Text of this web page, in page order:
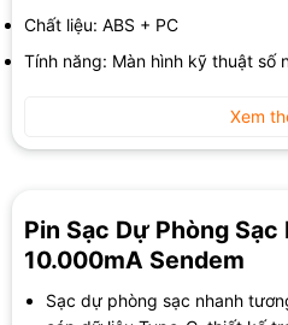
Pin Sạc Dự Phòng
10.000mA Sendem
Sạc dự phòng sạc nhanh
Chất liệu: ABS + PC
Tính năng: Màn hình kỹ thuật số
Xem